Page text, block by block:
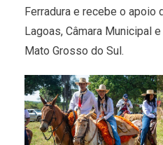
Ferradura e recebe o apoio
Lagoas, Câmara Municipal
Mato Grosso do Sul.